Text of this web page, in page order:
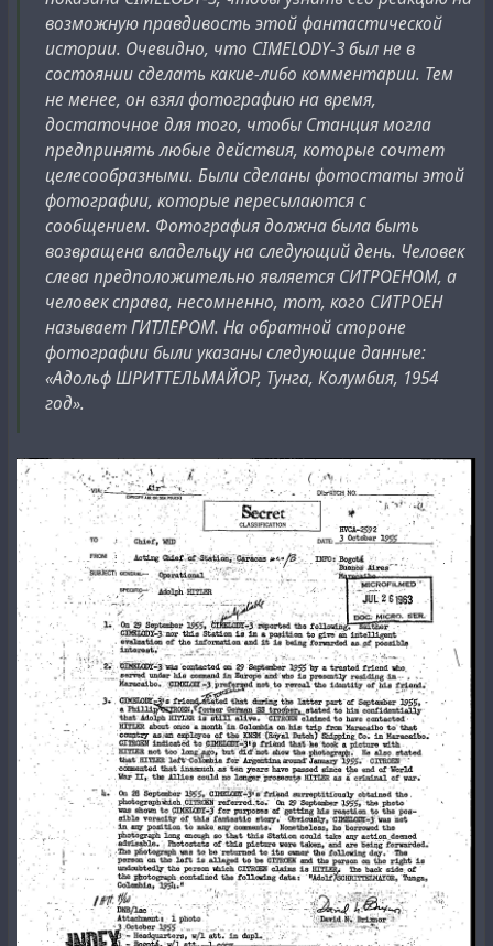
возможную правдивость этой фантастической
истории. Очевидно, что CIMELODY-3 был не в
состоянии сделать какие-либо комментарии. Тем
не менее, он взял фотографию на время,
достаточное для того, чтобы Станция могла
предпринять любые действия, которые сочтет
целесообразными. Были сделаны фотостаты этой
фотографии, которые пересылаются с
сообщением. Фотография должна была быть
возвращена владельцу на следующий день. Человек
слева предположительно является CИТРОЕНОМ, а
человек справа, несомненно, тот, кого CИТРОЕН
называет ГИТЛЕРОМ. На обратной стороне
фотографии были указаны следующие данные:
«Адольф ШРИТТЕЛЬМАЙОР, Тунга, Колумбия, 1954
год».